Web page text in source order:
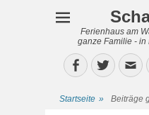
Ferienhaus am
ganze Familie - in
Facebook
Twitter
Startseite » Beiträge